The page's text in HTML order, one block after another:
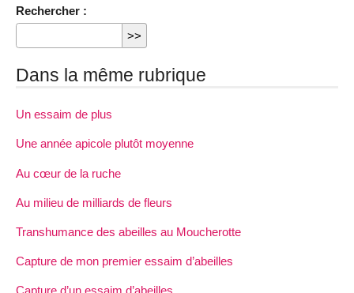
Rechercher :
Dans la même rubrique
Un essaim de plus
Une année apicole plutôt moyenne
Au cœur de la ruche
Au milieu de milliards de fleurs
Transhumance des abeilles au Moucherotte
Capture de mon premier essaim d’abeilles